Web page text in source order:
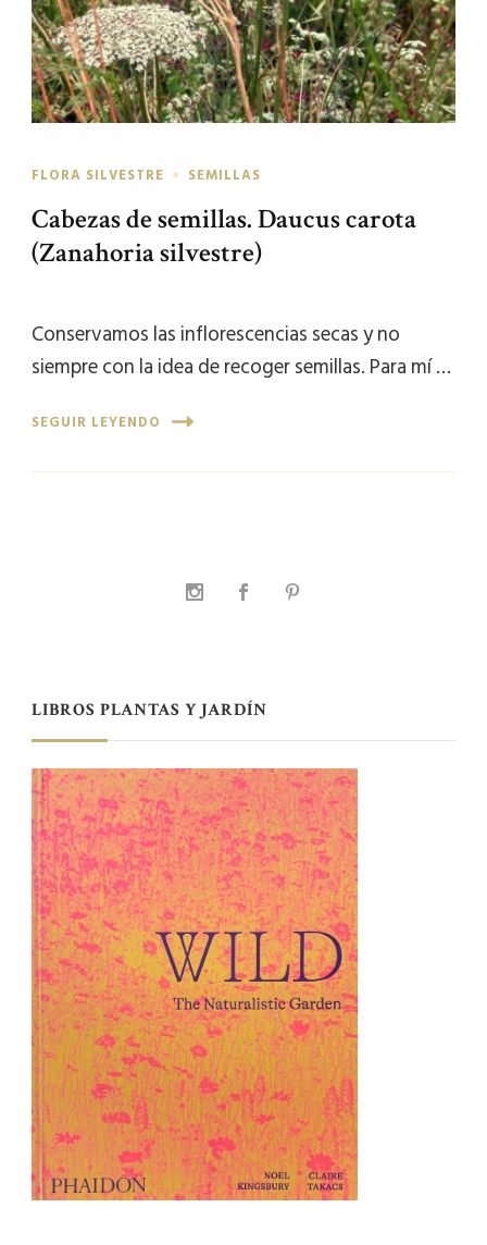
FLORA SILVESTRE SEMILLAS
Cabezas de semillas. Daucus carota
(Zanahoria silvestre)
Conservamos las inflorescencias secas y no
siempre con la idea de recoger semillas. Para mí …
SEGUIR LEYENDO
LIBROS PLANTAS Y JARDÍN